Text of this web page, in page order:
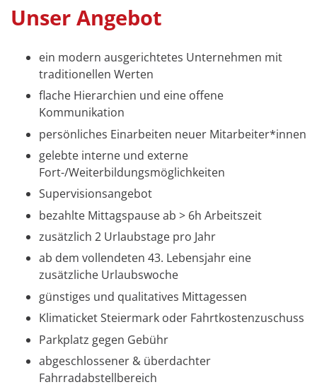
Unser Angebot
ein modern ausgerichtetes Unternehmen mit
traditionellen Werten
flache Hierarchien und eine offene
Kommunikation
persönliches Einarbeiten neuer Mitarbeiter*innen
gelebte interne und externe
Fort-/Weiterbildungsmöglichkeiten
Supervisionsangebot
bezahlte Mittagspause ab > 6h Arbeitszeit
zusätzlich 2 Urlaubstage pro Jahr
ab dem vollendeten 43. Lebensjahr eine
zusätzliche Urlaubswoche
günstiges und qualitatives Mittagessen
Klimaticket Steiermark oder Fahrtkostenzuschuss
Parkplatz gegen Gebühr
abgeschlossener & überdachter
Fahrradabstellbereich